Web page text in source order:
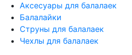
Аксесуары для балалаек
Балалайки
Струны для балалаек
Чехлы для балалаек